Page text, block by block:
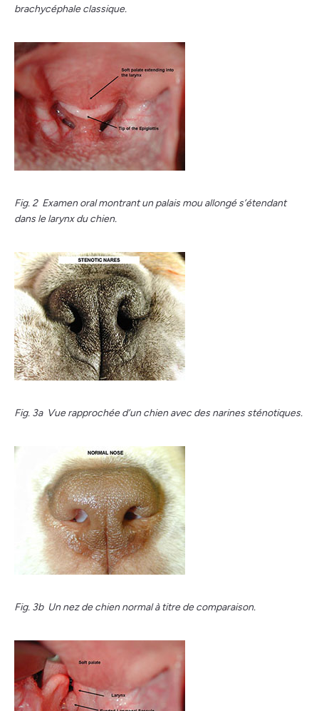
brachycéphale classique.
Fig. 2 Examen oral montrant un palais mou allongé s’étendant
dans le larynx du chien.
Fig. 3a Vue rapprochée d’un chien avec des narines sténotiques.
Fig. 3b Un nez de chien normal à titre de comparaison.